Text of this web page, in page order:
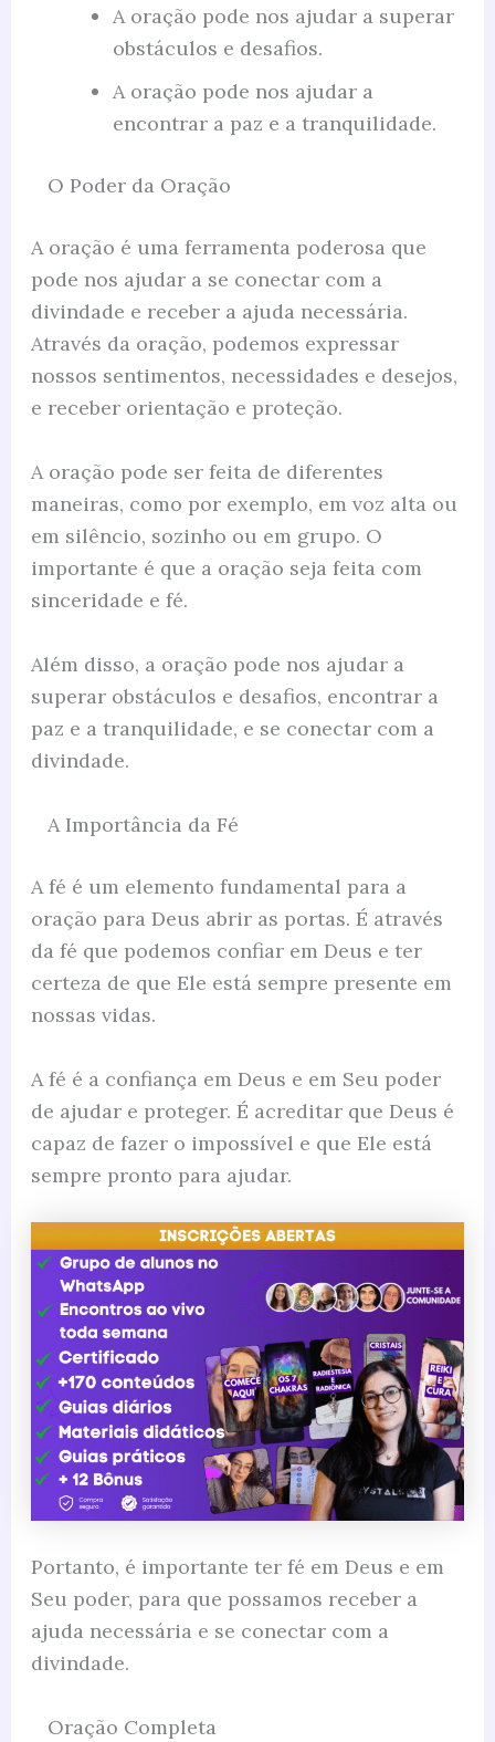
A oração pode nos ajudar a superar
obstáculos e desafios.
A oração pode nos ajudar a
encontrar a paz e a tranquilidade.
O Poder da Oração
A oração é uma ferramenta poderosa que
pode nos ajudar a se conectar com a
divindade e receber a ajuda necessária.
Através da oração, podemos expressar
nossos sentimentos, necessidades e desejos,
e receber orientação e proteção.
A oração pode ser feita de diferentes
maneiras, como por exemplo, em voz alta ou
em silêncio, sozinho ou em grupo. O
importante é que a oração seja feita com
sinceridade e fé.
Além disso, a oração pode nos ajudar a
superar obstáculos e desafios, encontrar a
paz e a tranquilidade, e se conectar com a
divindade.
A Importância da Fé
A fé é um elemento fundamental para a
oração para Deus abrir as portas. É através
da fé que podemos confiar em Deus e ter
certeza de que Ele está sempre presente em
nossas vidas.
A fé é a confiança em Deus e em Seu poder
de ajudar e proteger. É acreditar que Deus é
capaz de fazer o impossível e que Ele está
sempre pronto para ajudar.
Portanto, é importante ter fé em Deus e em
Seu poder, para que possamos receber a
ajuda necessária e se conectar com a
divindade.
Oração Completa